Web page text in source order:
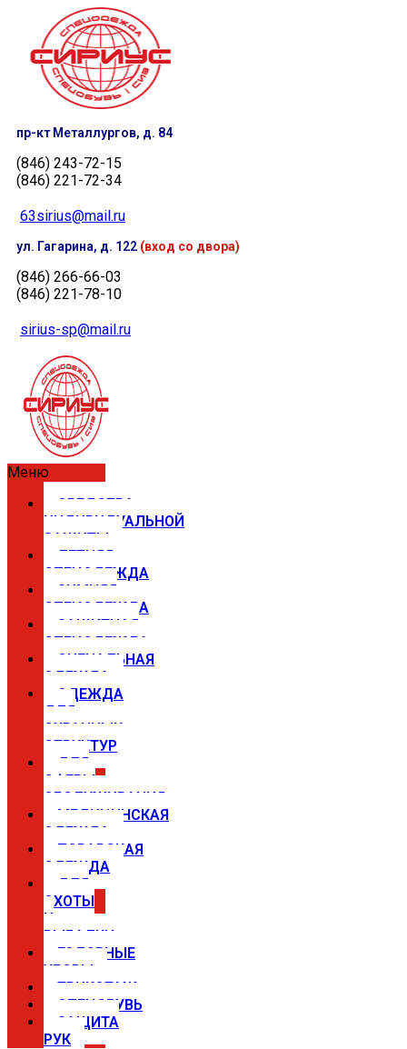
пр-кт Металлургов, д. 84
(846) 243-72-15
(846) 221-72-34
63sirius@mail.ru
ул. Гагарина, д. 122 (вход со двора)
(846) 266-66-03
(846) 221-78-10
sirius-sp@mail.ru
Меню
СРЕДСТВА
ИНДИВИДУАЛЬНОЙ
ЗАЩИТЫ
ЛЕТНЯЯ
СПЕЦОДЕЖДА
ЗИМНЯЯ
СПЕЦОДЕЖДА
ЗАЩИТНАЯ
СПЕЦОДЕЖДА
СИГНАЛЬНАЯ
ОДЕЖДА
ОДЕЖДА
ДЛЯ
ОХРАННЫХ
СТРУКТУР
ДЛЯ
СФЕРЫ
ОБСЛУЖИВАНИЯ
МЕДИЦИНСКАЯ
ОДЕЖДА
ПОВАРСКАЯ
ОДЕЖДА
ДЛЯ
ОХОТЫ
И
РЫБАЛКИ
ГОЛОВНЫЕ
УБОРЫ
ТРИКОТАЖ
СПЕЦОБУВЬ
ЗАЩИТА
РУК